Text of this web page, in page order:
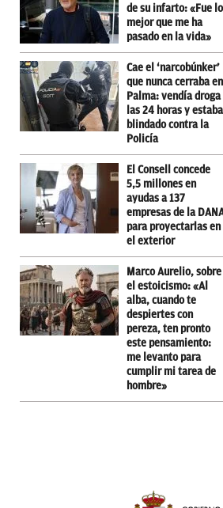
de su infarto: «Fue lo
mejor que me ha
pasado en la vida»
Cae el ‘narcobúnker’
que nunca cerraba en
Palma: vendía droga
las 24 horas y estaba
blindado contra la
Policía
El Consell concede
5,5 millones en
ayudas a 137
empresas de la
para proyectarlas en
el exterior
Marco Aurelio, sobre
el estoicismo: «Al
alba, cuando te
despiertes con
pereza, ten pronto
este pensamiento:
me levanto para
cumplir mi tarea de
hombre»